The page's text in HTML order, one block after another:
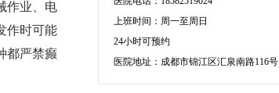
作业、电
作时可能
都严禁癫
上班时间：周一至周日
24小时可预约
医院地址：成都市锦江区汇泉南路116号